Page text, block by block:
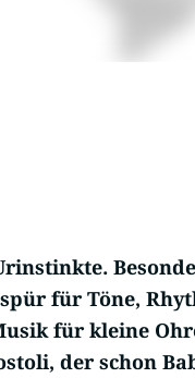
für Töne,
für kleine
der schon